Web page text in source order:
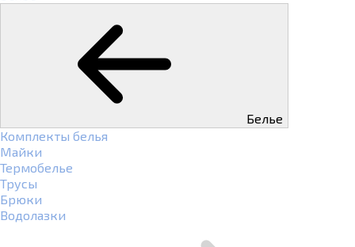
Белье
Комплекты белья
Майки
Термобелье
Трусы
Брюки
Водолазки